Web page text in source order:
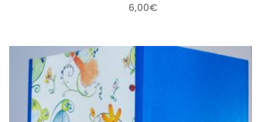
6,00€